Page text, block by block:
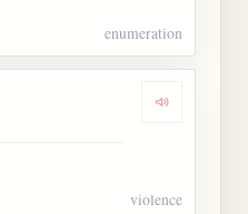
enumeration
Dengarkan
violence